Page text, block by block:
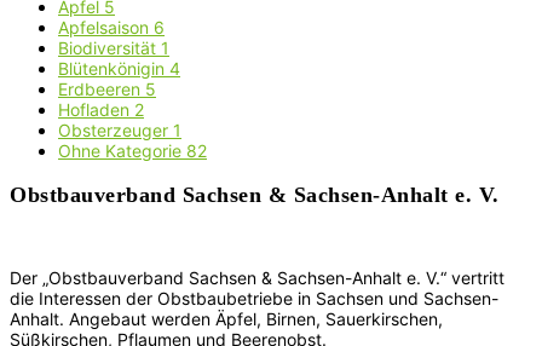
Apfel 5
Apfelsaison 6
Biodiversität 1
Blütenkönigin 4
Erdbeeren 5
Hofladen 2
Obsterzeuger 1
Ohne Kategorie 82
Obstbauverband Sachsen & Sachsen-Anhalt e. V.
Der „Obstbauverband Sachsen & Sachsen-Anhalt e. V.“ vertritt
die Interessen der Obstbaubetriebe in Sachsen und Sachsen-
Anhalt. Angebaut werden Äpfel, Birnen, Sauerkirschen,
Süßkirschen, Pflaumen und Beerenobst.